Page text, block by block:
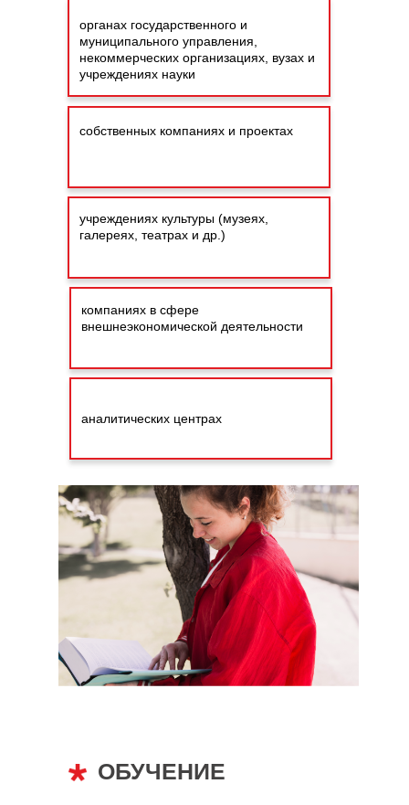
учреждениях культуры (музеях,
галереях, театрах и др.)
органах государственного и
муниципального управления,
некоммерческих организациях, вузах и
учреждениях науки
собственных компаниях и проектах
компаниях в сфере
внешнеэкономической деятельности
аналитических центрах
ОБУЧЕНИЕ